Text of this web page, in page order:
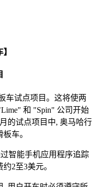
车试点项目。这将使两
和 "Spin" 公司开始
的试点项目中, 奥马哈行
车。
智能手机应用程序追踪
2至3美元。